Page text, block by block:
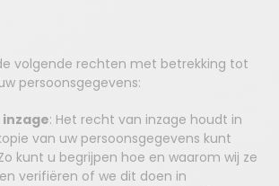
volgende rechten met betrekking tot
persoonsgegevens:
inzage: Het recht van inzage houdt in
van uw persoonsgegevens kunt
kunt u begrijpen hoe en waarom wij ze
verifiëren of we dit doen in